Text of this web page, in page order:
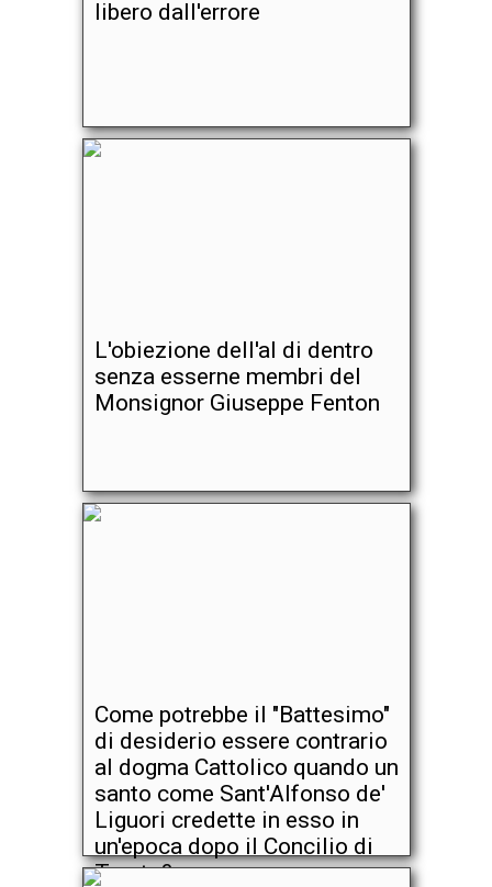
libero dall'errore
L'obiezione dell'al di dentro
senza esserne membri del
Monsignor Giuseppe Fenton
Come potrebbe il "Battesimo"
di desiderio essere contrario
al dogma Cattolico quando un
santo come Sant'Alfonso de'
Liguori credette in esso in
un'epoca dopo il Concilio di
Trento?